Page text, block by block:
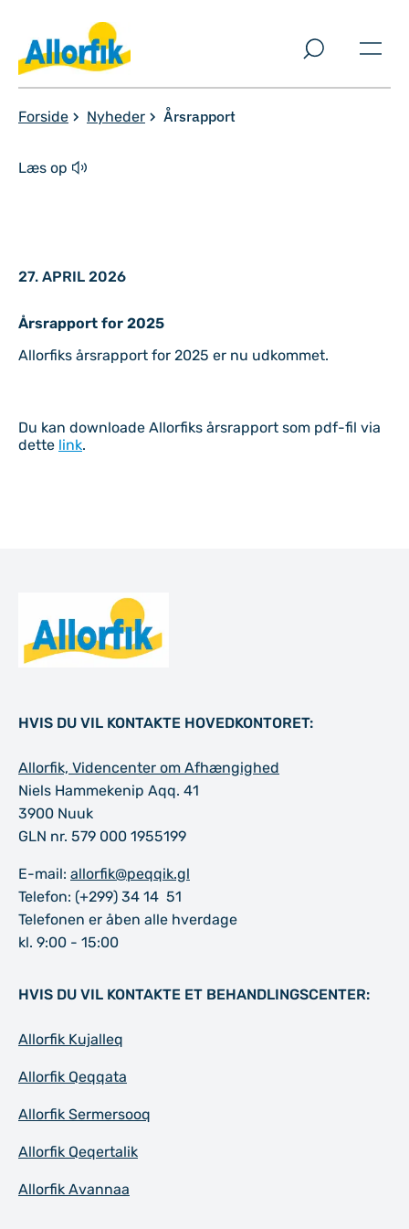
Forside Nyheder Årsrapport
Læs op
27. APRIL 2026
Årsrapport for 2025
Allorfiks årsrapport for 2025 er nu udkommet.
Indhold
Du kan downloade Allorfiks årsrapport som pdf-fil via
dette link.
HVIS DU VIL KONTAKTE HOVEDKONTORET:
Allorfik, Videncenter om Afhængighed
Niels Hammekenip Aqq. 41
3900 Nuuk
GLN nr. 579 000 1955199
E-mail: allorfik@peqqik.gl
Telefon: (+299) 34 14 51
Telefonen er åben alle hverdage
kl. 9:00 - 15:00
HVIS DU VIL KONTAKTE ET BEHANDLINGSCENTER:
Allorfik Kujalleq
Allorfik Qeqqata
Allorfik Sermersooq
Allorfik Qeqertalik
Allorfik Avannaa